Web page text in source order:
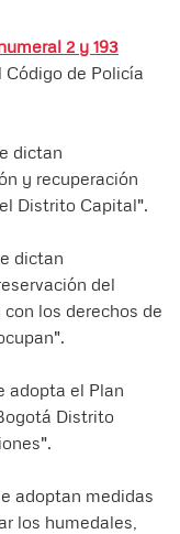
2 y 193
Código de Policía
dictan
y recuperación
Distrito Capital".
dictan
del
los derechos de
adopta el Plan
Distrito
adoptan medidas
los humedales,